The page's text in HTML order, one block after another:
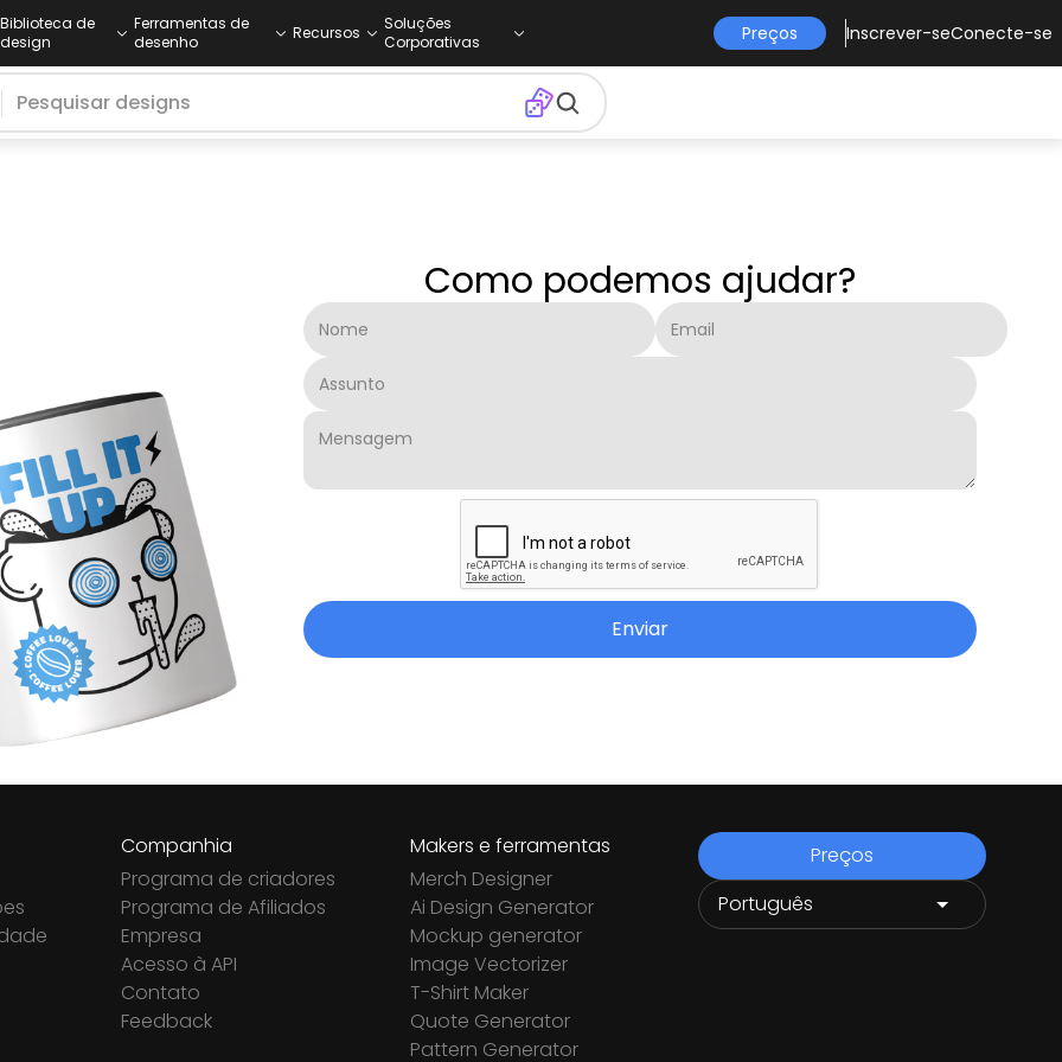
Biblioteca de
design
Ferramentas de
desenho
Recursos
Soluções
Corporativas
Preços Inscrever-seConecte-se
Como podemos ajudar?
Enviar
Companhia
Programa de criadores
Programa de Afiliados
Empresa
Acesso à API
Contato
Feedback
Makers e ferramentas
Merch Designer
Ai Design Generator
Mockup generator
Image Vectorizer
T-Shirt Maker
Quote Generator
Pattern Generator
Preços